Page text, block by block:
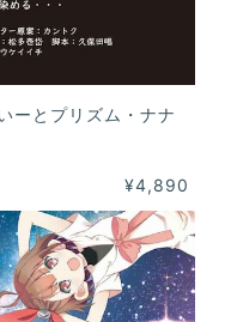
ーとプリズム・ナナ
¥4,890